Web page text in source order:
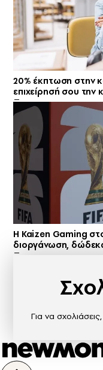
20% έκπτωση στην
επιχείρησή σου την
H Kaizen Gaming
διοργάνωση, δώδεκα
Για να